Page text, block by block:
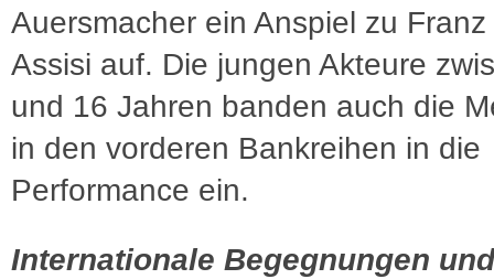
Auersmacher ein Anspiel zu
Assisi auf. Die jungen Akteure
und 16 Jahren banden auch die
in den vorderen Bankreihen in die
Performance ein.
Internationale Begegnungen und